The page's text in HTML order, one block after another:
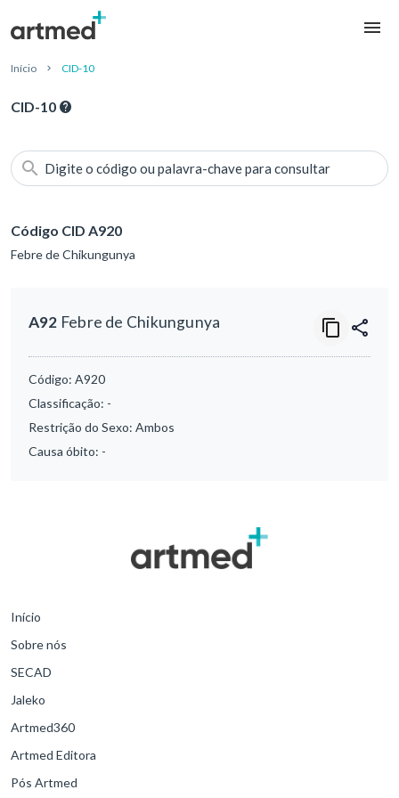
Início CID-10
CID-10
Digite o código ou palavra-chave para consultar
Código CID A920
Febre de Chikungunya
A92 Febre de Chikungunya
Código: A920
Classificação: -
Restrição do Sexo: Ambos
Causa óbito: -
Início
Sobre nós
SECAD
Jaleko
Artmed360
Artmed Editora
Pós Artmed